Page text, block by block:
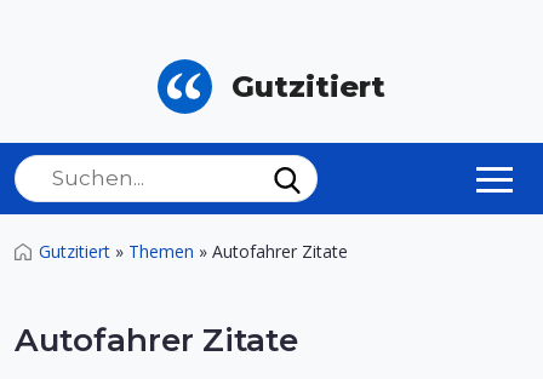
Gutzitiert
Gutzitiert » Themen » Autofahrer Zitate
Autofahrer Zitate